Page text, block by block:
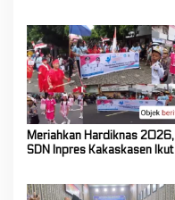
Meriahkan Hardiknas 2026,
SDN Inpres Kakaskasen Ikut